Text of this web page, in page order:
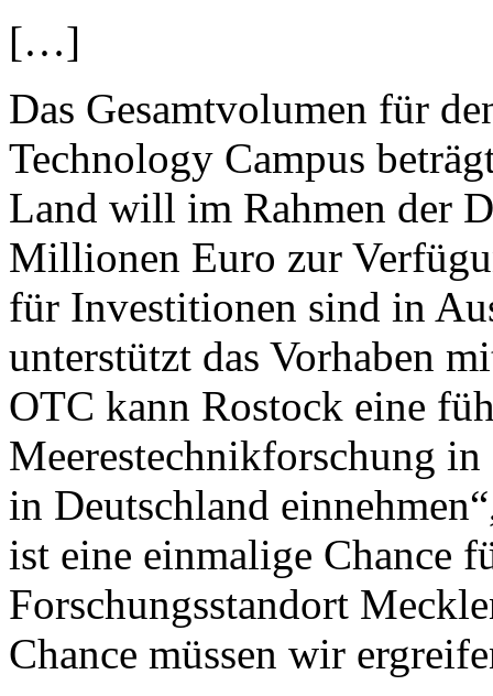
[…]
Das Gesamtvolumen für
Technology Campus
Land will im Rahmen der
Millionen Euro zur
für Investitionen sind in
unterstützt das Vorhaben
OTC kann Rostock eine
Meerestechnikforschung
in Deutschland
ist eine einmalige Chance
Forschungsstandort
Chance müssen wir